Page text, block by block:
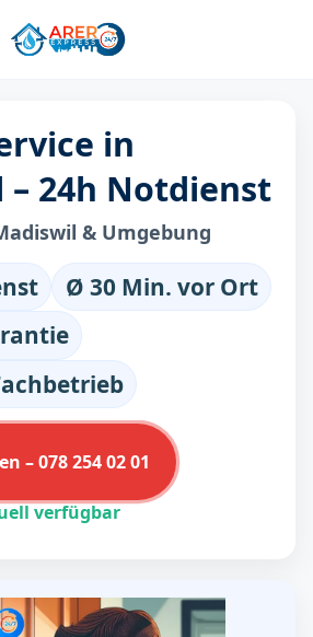
in
– 24h Notdienst
& Umgebung
Ø 30 Min. vor Ort
– 078 254 02 01
verfügbar